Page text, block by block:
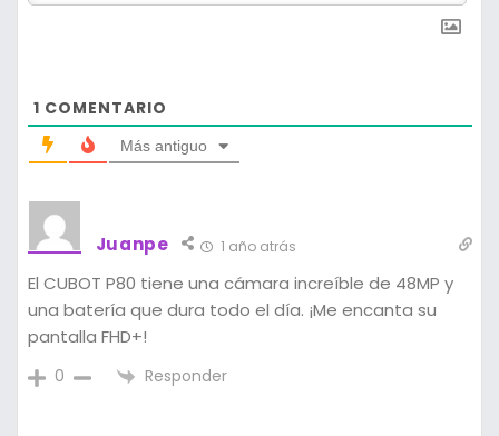
1 COMENTARIO
Más antiguo
Juanpe 1 año atrás
El CUBOT P80 tiene una cámara increíble de 48MP y
una batería que dura todo el día. ¡Me encanta su
pantalla FHD+!
0 Responder